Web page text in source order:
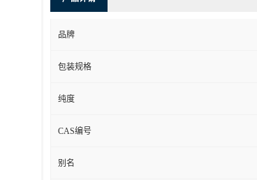
品牌
包装规格
纯度
CAS编号
别名